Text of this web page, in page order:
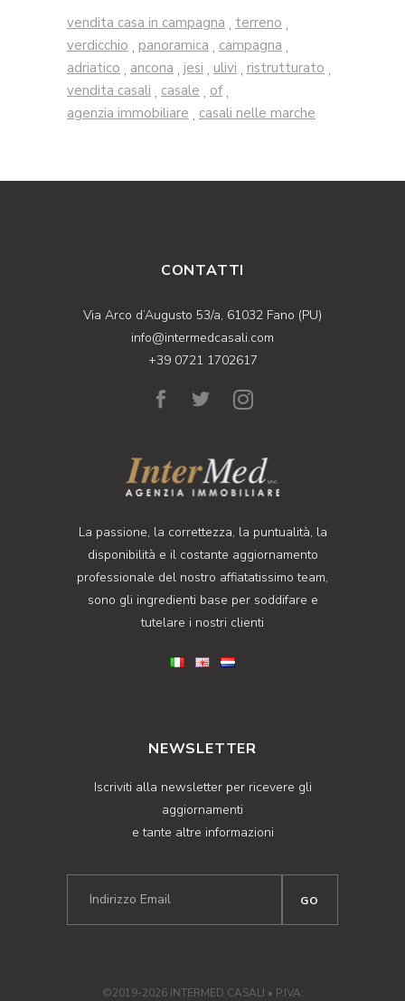
vendita casa in campagna , terreno ,
verdicchio , panoramica , campagna ,
adriatico , ancona ,jesi , ulivi , ristrutturato ,
vendita casali , casale , of ,
agenzia immobiliare , casali nelle marche
CONTATTI
Via Arco d’Augusto 53/a, 61032 Fano (PU)
info@intermedcasali.com
+39 0721 1702617
La passione, la correttezza, la puntualità, la
disponibilità e il costante aggiornamento
professionale del nostro affiatatissimo team,
sono gli ingredienti base per soddifare e
tutelare i nostri clienti
NEWSLETTER
Iscriviti alla newsletter per ricevere gli
aggiornamenti
e tante altre informazioni
©2019-2026 INTERMED CASALI • P.IVA: